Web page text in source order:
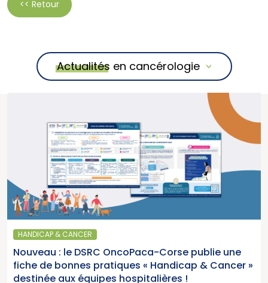
<< Retour
Actualités en cancérologie
HANDICAP & CANCER
Nouveau : le DSRC OncoPaca-Corse publie une
fiche de bonnes pratiques « Handicap & Cancer »
destinée aux équipes hospitalières !